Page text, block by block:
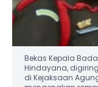
Bekas Kepala
Hindayana,
di Kejaksaan